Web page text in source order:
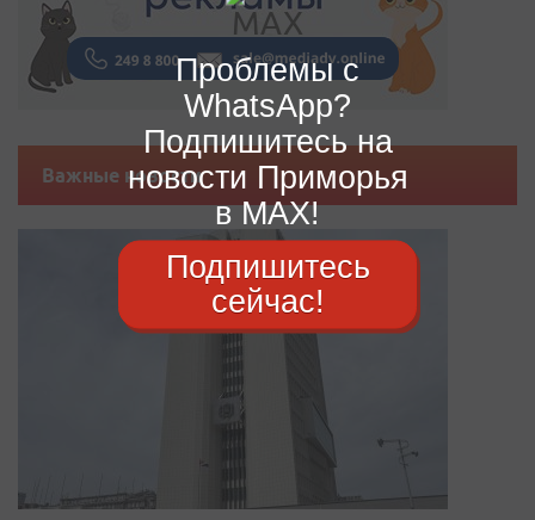
Важные новости
Проблемы с
WhatsApp?
Подпишитесь на
новости Приморья
в MAX!
Подпишитесь
сейчас!